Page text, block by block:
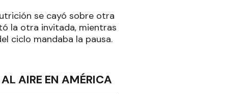
se cayó sobre otra
la otra invitada, mientras
ciclo mandaba la pausa.
AIRE EN AMÉRICA